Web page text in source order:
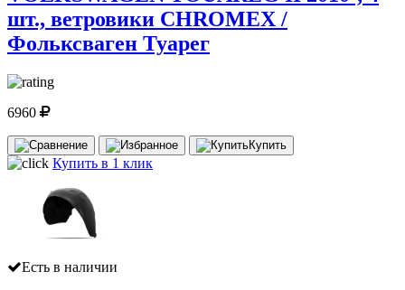
шт., ветровики CHROMEX /
Фольксваген Туарег
6960
Купить
Купить в 1 клик
Есть в наличии